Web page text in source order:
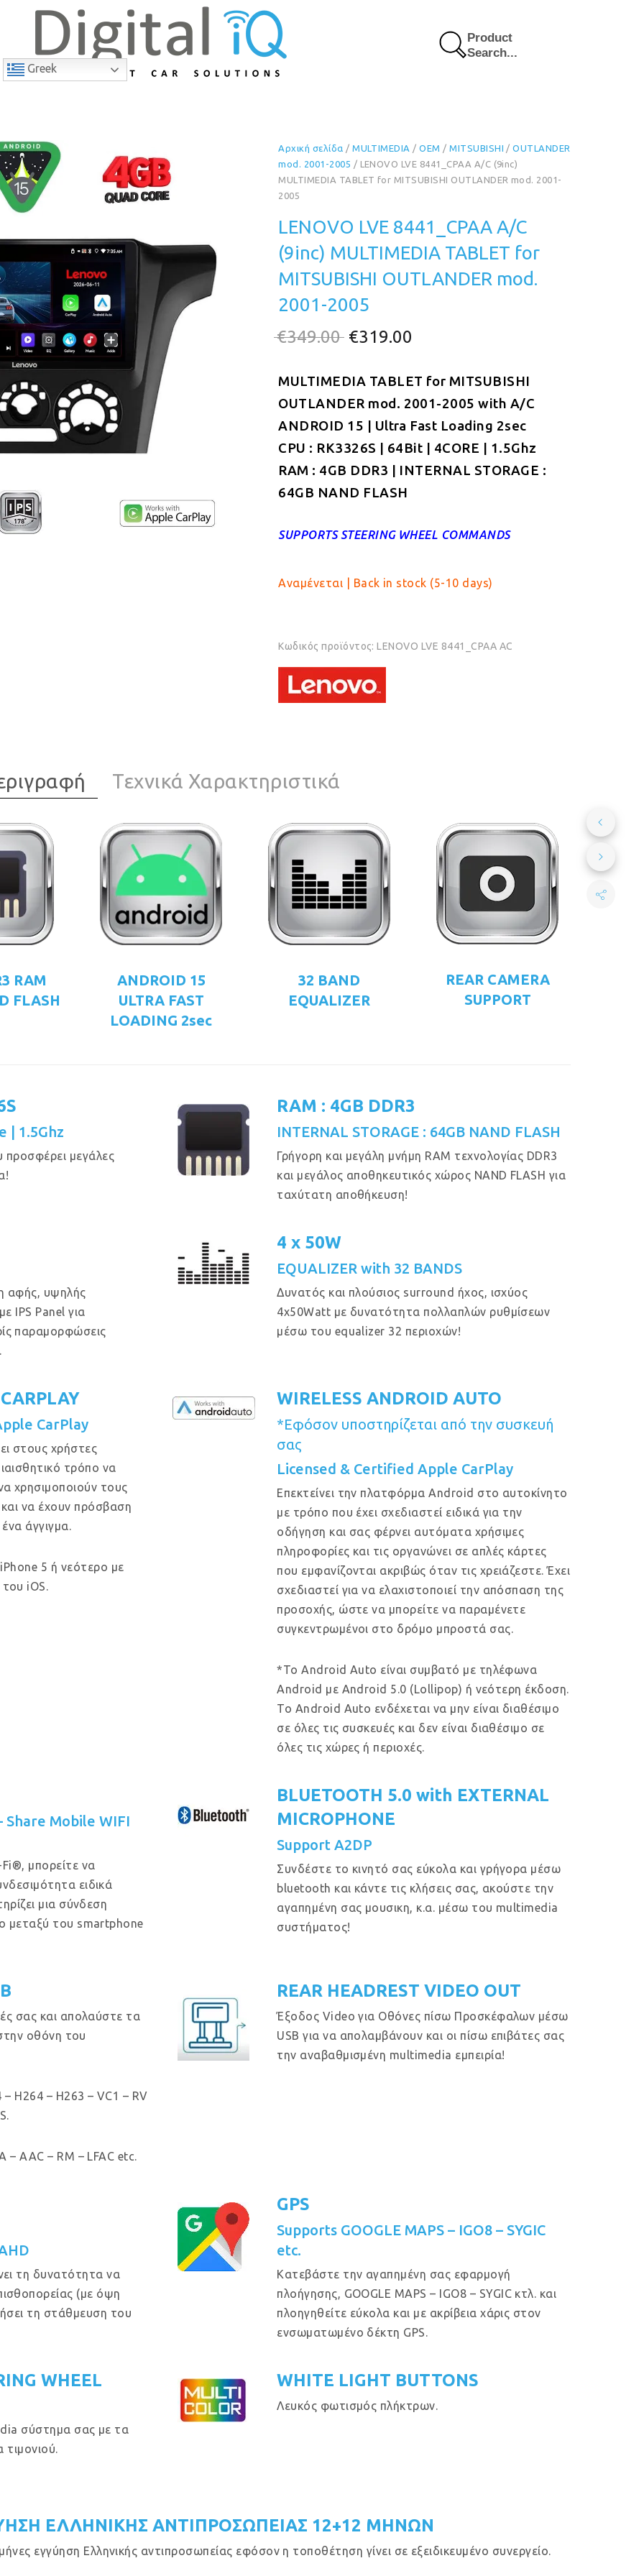
Greek
Product
Search...
9% Έκπτωση
Αρχική σελίδα /MULTIMEDIA /OEM /MITSUBISHI /OUTLANDER
mod. 2001-2005 / LENOVO LVE 8441_CPAA A/C (9inc)
MULTIMEDIA TABLET for MITSUBISHI OUTLANDER mod. 2001-
2005
LENOVO LVE 8441_CPAA A/C
(9inc) MULTIMEDIA TABLET for
MITSUBISHI OUTLANDER mod.
2001-2005
€349.00 Original
was:
€349.00.
€319.00
τιμή
είναι:
€319.00.
MULTIMEDIA TABLET for MITSUBISHI
OUTLANDER mod. 2001-2005 with A/C
ANDROID 15 | Ultra Fast Loading 2sec
CPU : RK3326S | 64Bit | 4CORE | 1.5Ghz
RAM : 4GB DDR3 | INTERNAL STORAGE :
64GB NAND FLASH
SUPPORTS STEERING WHEEL COMMANDS
Αναμένεται | Back in stock (5-10 days)
Κωδικός προϊόντος:LENOVO LVE 8441_CPAA AC
Τεχνικά Χαρακτηριστικά
RAM
FLASH
ANDROID 15
ULTRA FAST
LOADING 2sec
32 BAND
EQUALIZER
REAR CAMERA
SUPPORT
| 1.5Ghz
προσφέρει μεγάλες
RAM : 4GB DDR3
INTERNAL STORAGE : 64GB NAND FLASH
Γρήγορη και μεγάλη μνήμη RAM τεχνολογίας DDR3
και μεγάλος αποθηκευτικός χώρος NAND FLASH για
ταχύτατη αποθήκευση!
αφής, υψηλής
IPS Panel για
παραμορφώσεις
4 x 50W
EQUALIZER with 32 BANDS
Δυνατός και πλούσιος surround ήχος, ισχύος
4x50Watt με δυνατότητα πολλαπλών ρυθμίσεων
μέσω του equalizer 32 περιοχών!
CarPlay
στους χρήστες
τρόπο να
χρησιμοποιούν τους
να έχουν πρόσβαση
άγγιγμα.
5 ή νεότερο με
iOS.
WIRELESS ANDROID AUTO
*Εφόσον υποστηρίζεται από την συσκευή
σας
Licensed & Certified Apple CarPlay
Επεκτείνει την πλατφόρμα Android στο αυτοκίνητο
με τρόπο που έχει σχεδιαστεί ειδικά για την
οδήγηση και σας φέρνει αυτόματα χρήσιμες
πληροφορίες και τις οργανώνει σε απλές κάρτες
που εμφανίζονται ακριβώς όταν τις χρειάζεστε. Έχει
σχεδιαστεί για να ελαχιστοποιεί την απόσπαση της
προσοχής, ώστε να μπορείτε να παραμένετε
συγκεντρωμένοι στο δρόμο μπροστά σας.
*Το Android Auto είναι συμβατό με τηλέφωνα
Android με Android 5.0 (Lollipop) ή νεότερη έκδοση.
Το Android Auto ενδέχεται να μην είναι διαθέσιμο
σε όλες τις συσκευές και δεν είναι διαθέσιμο σε
όλες τις χώρες ή περιοχές.
Share Mobile WIFI
μπορείτε να
ειδικά
μια σύνδεση
μεταξύ του smartphone
BLUETOOTH 5.0 with EXTERNAL
MICROPHONE
Support A2DP
Συνδέστε το κινητό σας εύκολα και γρήγορα μέσω
bluetooth και κάντε τις κλήσεις σας, ακούστε την
αγαπημένη σας μουσικη, κ.α. μέσω του multimedia
συστήματος!
σας και απολαύστε τα
οθόνη του
H264 – H263 – VC1 – RV
AAC – RM – LFAC etc.
REAR HEADREST VIDEO OUT
Έξοδος Video για Οθόνες πίσω Προσκέφαλων μέσω
USB για να απολαμβάνουν και οι πίσω επιβάτες σας
την αναβαθμισμένη multimedia εμπειρία!
τη δυνατότητα να
(με όψη
τη στάθμευση του
GPS
Supports GOOGLE MAPS – IGO8 – SYGIC
etc.
Κατεβάστε την αγαπημένη σας εφαρμογή
πλοήγησης, GOOGLE MAPS – IGO8 – SYGIC κτλ. και
πλοηγηθείτε εύκολα και με ακρίβεια χάρις στον
ενσωματωμένο δέκτη GPS.
WHEEL
σύστημα σας με τα
τιμονιού.
WHITE LIGHT BUTTONS
Λευκός φωτισμός πλήκτρων.
ΕΛΛΗΝΙΚΗΣ ΑΝΤΙΠΡΟΣΩΠΕΙΑΣ 12+12 ΜΗΝΩΝ
εγγύηση Ελληνικής αντιπροσωπείας εφόσον η τοποθέτηση γίνει σε εξειδικευμένο συνεργείο.